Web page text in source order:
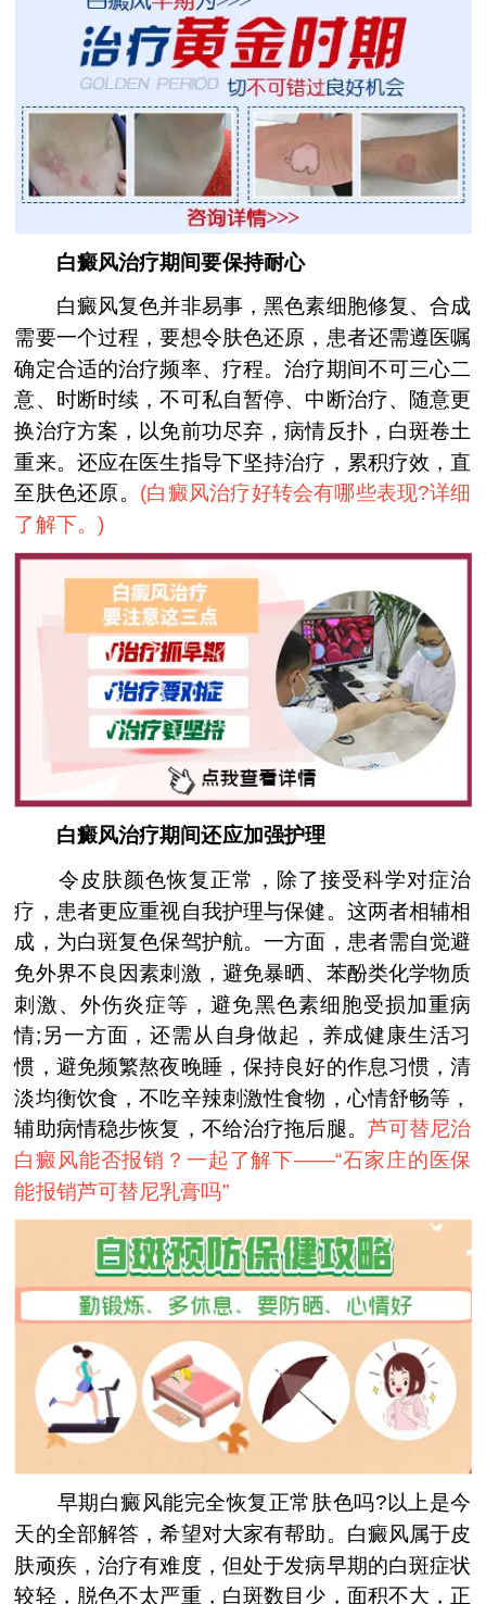
白癜风治疗期间要保持耐心
白癜风复色并非易事，黑色素细胞修复、合成
需要一个过程，要想令肤色还原，患者还需遵医嘱
确定合适的治疗频率、疗程。治疗期间不可三心二
意、时断时续，不可私自暂停、中断治疗、随意更
换治疗方案，以免前功尽弃，病情反扑，白斑卷土
重来。还应在医生指导下坚持治疗，累积疗效，直
至肤色还原。 (白癜风治疗好转会有哪些表现?详细
了解下。 )
白癜风治疗期间还应加强护理
令皮肤颜色恢复正常，除了接受科学对症治
疗，患者更应重视自我护理与保健。这两者相辅相
成，为白斑复色保驾护航。一方面，患者需自觉避
免外界不良因素刺激，避免暴晒、苯酚类化学物质
刺激、外伤炎症等，避免黑色素细胞受损加重病
情;另一方面，还需从自身做起，养成健康生活习
惯，避免频繁熬夜晚睡，保持良好的作息习惯，清
淡均衡饮食，不吃辛辣刺激性食物，心情舒畅等，
辅助病情稳步恢复，不给治疗拖后腿。 芦可替尼治
白癜风能否报销？一起了解下——“石家庄的医保
能报销芦可替尼乳膏吗”
早期白癜风能完全恢复正常肤色吗?以上是今
天的全部解答，希望对大家有帮助。白癜风属于皮
肤顽疾，治疗有难度，但处于发病早期的白斑症状
较轻，脱色不太严重，白斑数目少，面积不大，正